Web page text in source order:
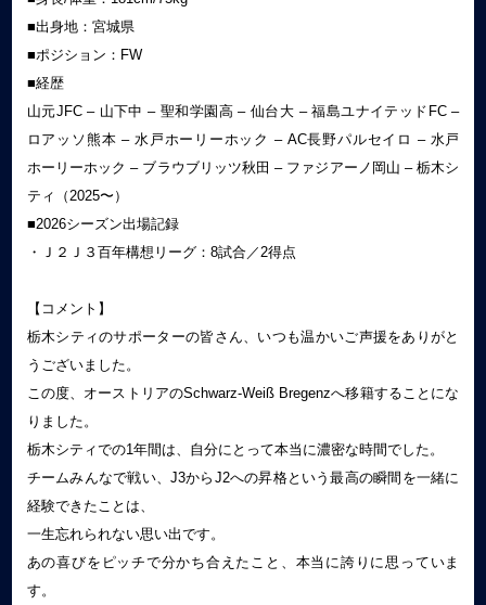
■出身地：宮城県
■ポジション：FW
■経歴
山元JFC – 山下中 – 聖和学園高 – 仙台大 – 福島ユナイテッドFC –
ロアッソ熊本 – 水戸ホーリーホック – AC長野パルセイロ – 水戸
ホーリーホック – ブラウブリッツ秋田 – ファジアーノ岡山 – 栃木シ
ティ（2025〜）
■2026シーズン出場記録
・Ｊ２Ｊ３百年構想リーグ：8試合／2得点
【コメント】
栃木シティのサポーターの皆さん、いつも温かいご声援をありがと
うございました。
この度、オーストリアのSchwarz-Weiß Bregenzへ移籍することにな
りました。
栃木シティでの1年間は、自分にとって本当に濃密な時間でした。
チームみんなで戦い、J3からJ2への昇格という最高の瞬間を一緒に
経験できたことは、
一生忘れられない思い出です。
あの喜びをピッチで分かち合えたこと、本当に誇りに思っていま
す。